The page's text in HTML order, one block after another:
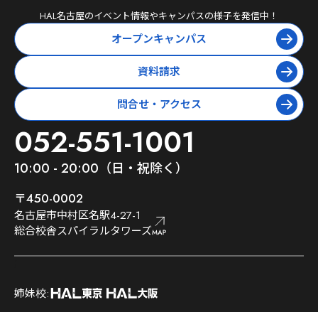
HAL名古屋のイベント情報やキャンパスの様子を発信中！
オープンキャンパス
資料請求
問合せ・アクセス
052-551-1001
10:00 - 20:00（日・祝除く）
〒450-0002
名古屋市中村区名駅4-27-1
総合校舎スパイラルタワーズ
;
姉妹校: